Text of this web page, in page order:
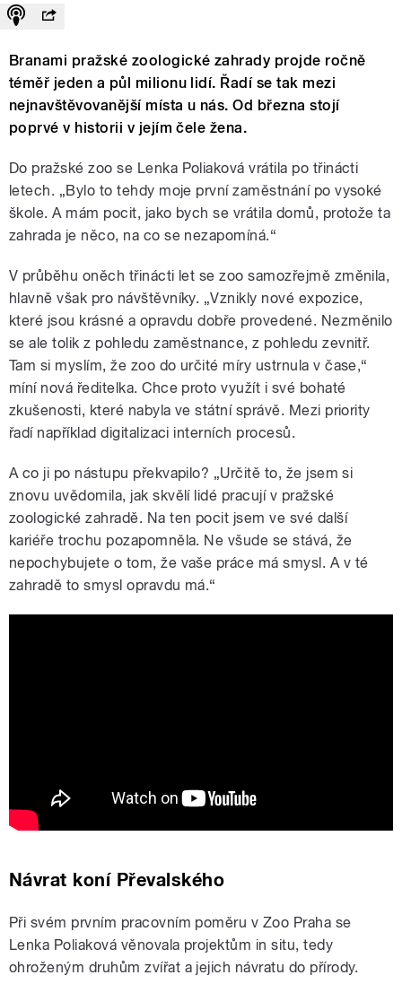
Branami pražské zoologické zahrady projde ročně
téměř jeden a půl milionu lidí. Řadí se tak mezi
nejnavštěvovanější místa u nás. Od března stojí
poprvé v historii v jejím čele žena.
Do pražské zoo se Lenka Poliaková vrátila po třinácti
letech. „Bylo to tehdy moje první zaměstnání po vysoké
škole. A mám pocit, jako bych se vrátila domů, protože ta
zahrada je něco, na co se nezapomíná.“
V průběhu oněch třinácti let se zoo samozřejmě změnila,
hlavně však pro návštěvníky. „Vznikly nové expozice,
které jsou krásné a opravdu dobře provedené. Nezměnilo
se ale tolik z pohledu zaměstnance, z pohledu zevnitř.
Tam si myslím, že zoo do určité míry ustrnula v čase,“
míní nová ředitelka. Chce proto využít i své bohaté
zkušenosti, které nabyla ve státní správě. Mezi priority
řadí například digitalizaci interních procesů.
A co ji po nástupu překvapilo? „Určitě to, že jsem si
znovu uvědomila, jak skvělí lidé pracují v pražské
zoologické zahradě. Na ten pocit jsem ve své další
kariéře trochu pozapomněla. Ne všude se stává, že
nepochybujete o tom, že vaše práce má smysl. A v té
zahradě to smysl opravdu má.“
Návrat koní Převalského
Při svém prvním pracovním poměru v Zoo Praha se
Lenka Poliaková věnovala projektům in situ, tedy
ohroženým druhům zvířat a jejich návratu do přírody.